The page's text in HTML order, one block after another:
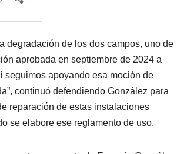
degradación de los dos campos, uno de
aprobada en septiembre de 2024 a
seguimos apoyando esa moción de
continuó defendiendo González para
reparación de estas instalaciones
se elabore ese reglamento de uso.